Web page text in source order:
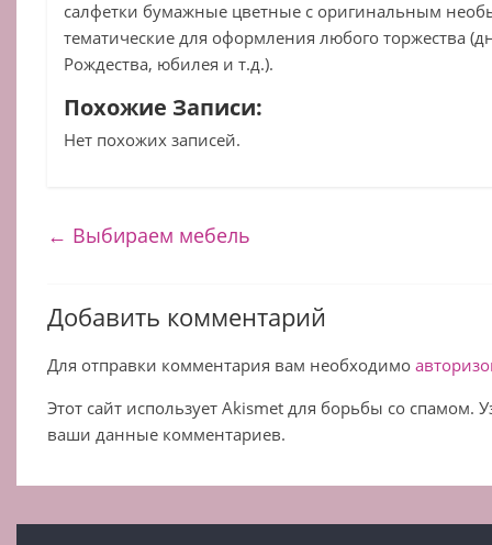
салфетки бумажные цветные с оригинальным
тематические для оформления любого торжества
Рождества, юбилея и т.д.).
Похожие Записи:
Нет похожих записей.
← Выбираем мебель
Добавить комментарий
Для отправки комментария вам необходимо
Этот сайт использует Akismet для борьбы со спамом.
ваши данные комментариев.